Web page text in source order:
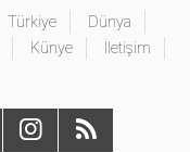
Türkiye
Dünya
Künye
İletişim